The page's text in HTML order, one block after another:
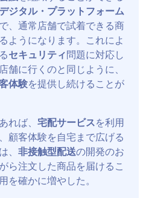
デジタル・プラットフォーム
、通常店舗で試着できる商
ようになります。これによ
セキュリティ問題に対応し
舗に行くのと同じように、
体験を提供し続けることが
れば、 宅配サービスを利用
顧客体験を自宅まで広げる
、 非接触型配送の開発のお
ら注文した商品を届けるこ
を確かに増やした。